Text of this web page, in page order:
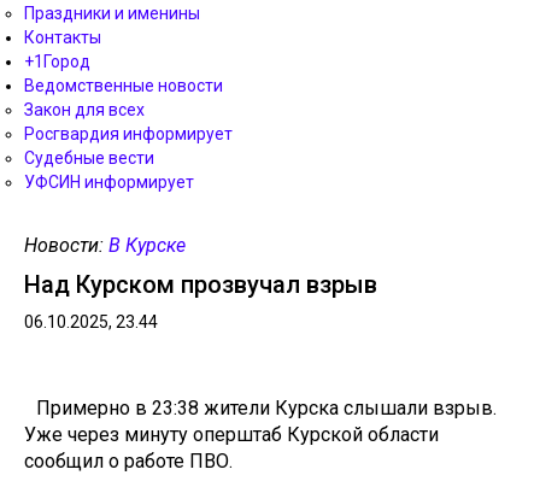
Праздники и именины
Контакты
+1Город
Ведомственные новости
Закон для всех
Росгвардия информирует
Судебные вести
УФСИН информирует
Новости: В Курске
Над Курском прозвучал взрыв
06.10.2025, 23.44
Примерно в 23:38 жители Курска слышали взрыв.
Уже через минуту оперштаб Курской области
сообщил о работе ПВО.